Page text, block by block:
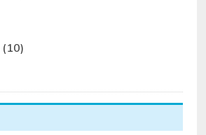
(10)